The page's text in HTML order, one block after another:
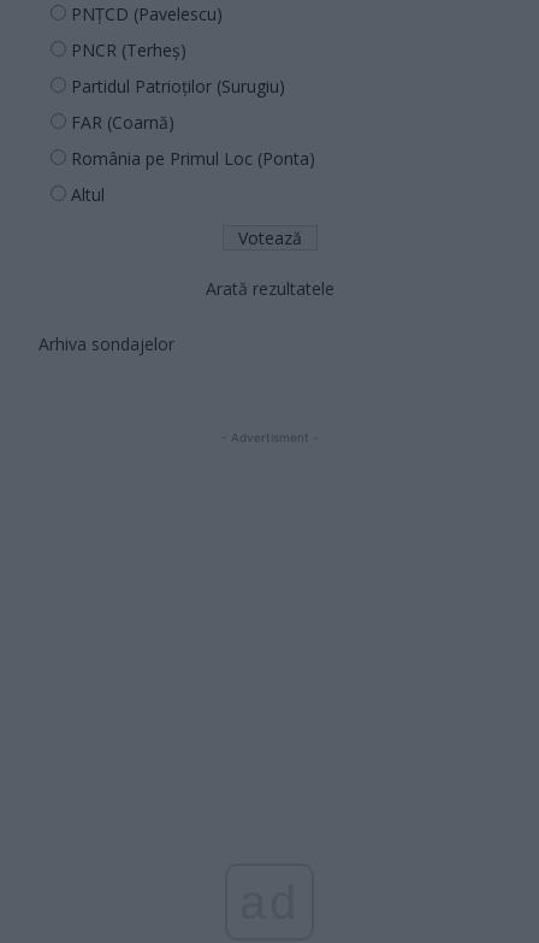
PNȚCD (Pavelescu)
PNCR (Terheș)
Partidul Patrioților (Surugiu)
FAR (Coarnă)
România pe Primul Loc (Ponta)
Altul
Arată rezultatele
Arhiva sondajelor
- Advertisment -